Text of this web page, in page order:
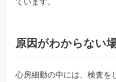
ています。
原因がわからない
心房細動の中には、検査を